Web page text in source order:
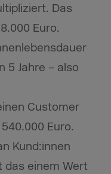
Das
Euro.
5 Jahre – also
Customer
Euro.
Kund:innen
das einem Wert